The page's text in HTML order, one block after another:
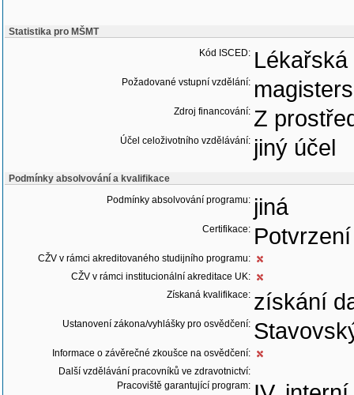
Statistika pro MŠMT
Kód ISCED:
Požadované vstupní vzdělání:
Zdroj financování: Z
Účel celoživotního vzdělávání: jiný účel
Podmínky absolvování a kvalifikace
Podmínky absolvování programu: jiná
Certifikace:
CŽV v rámci akreditovaného studijního programu:
CŽV v rámci institucionální akreditace UK:
Získaná kvalifikace: získání
Ustanovení zákona/vyhlášky pro osvědčení:
Informace o závěrečné zkoušce na osvědčení:
Další vzdělávání pracovníků ve zdravotnictví:
Pracoviště garantující program: